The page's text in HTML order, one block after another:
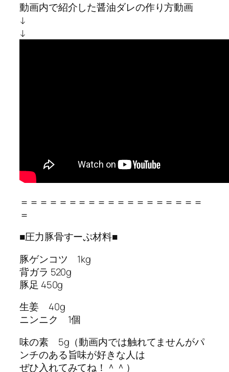
動画内で紹介した醤油ダレの作り方動画
↓
↓
＝＝＝＝＝＝＝＝＝＝＝＝＝＝＝＝＝＝＝
＝
■圧力豚骨すーぷ材料■
豚ゲンコツ 1kg
背ガラ 520g
豚足 450g
生姜 40g
ニンニク 1個
味の素 5g（動画内では触れてませんがパ
ンチのある旨味が好きな人は
ぜひ入れてみてね！＾＾）